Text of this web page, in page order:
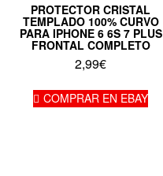
PROTECTOR CRISTAL
TEMPLADO 100% CURVO
PARA IPHONE 6 6S 7 PLUS
FRONTAL COMPLETO
2,99€
COMPRAR EN EBAY